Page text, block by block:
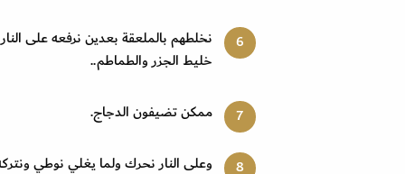
نخلطهم بالملعقة بعدين نرفعه على
خليط الجزر والطماطم..
ممكن تضيفون الدجاج.
وعلى النار نحرك ولما يغلي نوطي